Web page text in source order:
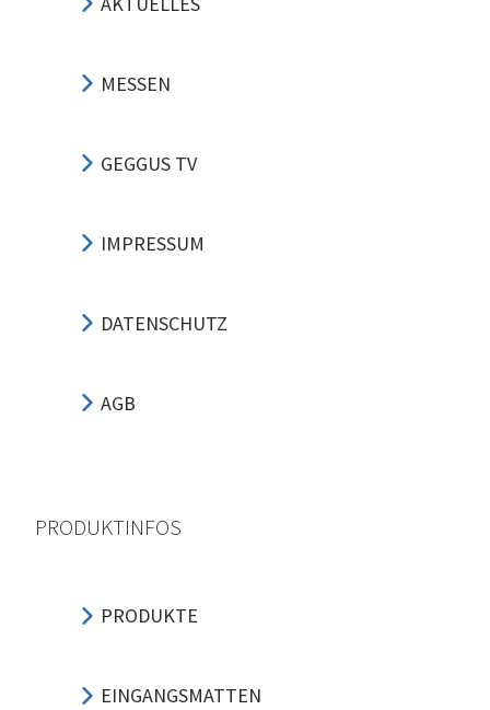
MESSEN
GEGGUS TV
IMPRESSUM
DATENSCHUTZ
AGB
PRODUKTINFOS
PRODUKTE
EINGANGSMATTEN